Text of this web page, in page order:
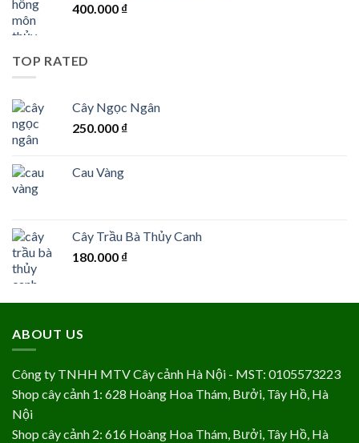
400.000 ₫
TOP RATED
Cây Ngọc Ngân
250.000 ₫
Cau Vàng
Cây Trầu Bà Thủy Canh
180.000 ₫
ABOUT US
Công ty TNHH MTV Cây cảnh Hà Nội - MST: 0105573223
Shop cây cảnh 1: 628 Hoàng Hoa Thám, Bưởi, Tây Hồ, Hà
Nội
Shop cây cảnh 2: 616 Hoàng Hoa Thám, Bưởi, Tây Hồ, Hà